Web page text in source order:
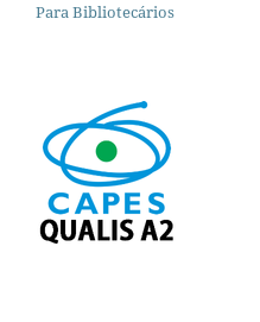
Para Bibliotecários